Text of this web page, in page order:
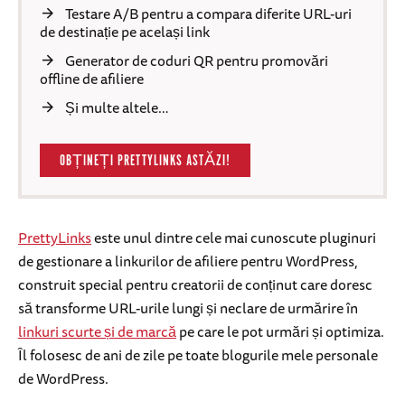
Testare A/B pentru a compara diferite URL-uri
de destinație pe același link
Generator de coduri QR pentru promovări
offline de afiliere
Și multe altele…
OBȚINEȚI PRETTYLINKS ASTĂZI!
PrettyLinkseste unul dintre cele mai cunoscute pluginuri
de gestionare a linkurilor de afiliere pentru WordPress,
construit special pentru creatorii de conținut care doresc
să transforme URL-urile lungi și neclare de urmărire în
linkuri scurte și de marcăpe care le pot urmări și optimiza.
Îl folosesc de ani de zile pe toate blogurile mele personale
de WordPress.